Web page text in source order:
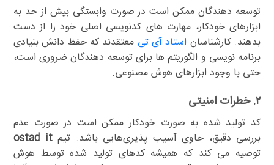
توسعه دهندگان ممکن است در صورت وابستگی بیش از حد به
ابزارهای خودکار، مهارت های کدنویسی اصلی خود را از دست
بدهند. کارشناسان استاد آی تی معتقدند که حفظ دانش بنیادی
برنامه نویسی و الگوریتم ها برای توسعه دهندگان ضروری است،
حتی با وجود ابزارهای هوش مصنوعی.
۲. خطرات امنیتی
کد تولید شده به صورت خودکار ممکن است در صورت عدم
بررسی دقیق، حاوی آسیب پذیری‌هایی باشد. تیمostad it
توصیه می کند که همیشه کدهای تولید شده توسط هوش